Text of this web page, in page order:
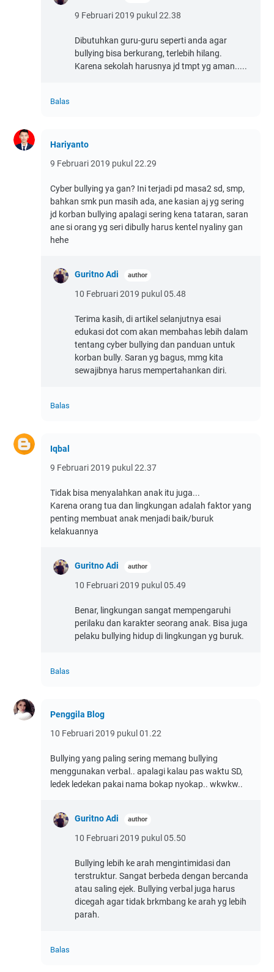
9 Februari 2019 pukul 22.38
Dibutuhkan guru-guru seperti anda agar
bullying bisa berkurang, terlebih hilang.
Karena sekolah harusnya jd tmpt yg aman.....
Balas
Hariyanto
9 Februari 2019 pukul 22.29
Cyber bullying ya gan? Ini terjadi pd masa2 sd, smp,
bahkan smk pun masih ada, ane kasian aj yg sering
jd korban bullying apalagi sering kena tataran, saran
ane si orang yg seri dibully harus kentel nyaliny gan
hehe
Guritno Adi
10 Februari 2019 pukul 05.48
Terima kasih, di artikel selanjutnya esai
edukasi dot com akan membahas lebih dalam
tentang cyber bullying dan panduan untuk
korban bully. Saran yg bagus, mmg kita
sewajibnya harus mempertahankan diri.
Balas
Iqbal
9 Februari 2019 pukul 22.37
Tidak bisa menyalahkan anak itu juga...
Karena orang tua dan lingkungan adalah faktor yang
penting membuat anak menjadi baik/buruk
kelakuannya
Guritno Adi
10 Februari 2019 pukul 05.49
Benar, lingkungan sangat mempengaruhi
perilaku dan karakter seorang anak. Bisa juga
pelaku bullying hidup di lingkungan yg buruk.
Balas
Penggila Blog
10 Februari 2019 pukul 01.22
Bullying yang paling sering memang bullying
menggunakan verbal.. apalagi kalau pas waktu SD,
ledek ledekan pakai nama bokap nyokap.. wkwkw..
Guritno Adi
10 Februari 2019 pukul 05.50
Bullying lebih ke arah mengintimidasi dan
terstruktur. Sangat berbeda dengan bercanda
atau saling ejek. Bullying verbal juga harus
dicegah agar tidak brkmbang ke arah yg lebih
parah.
Balas